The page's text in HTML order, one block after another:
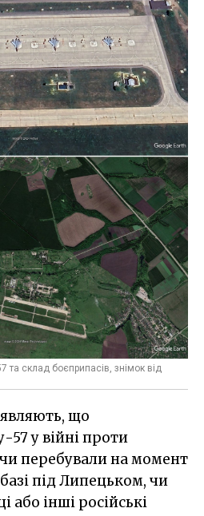
та склад боєприпасів, знімок від
що
у війні проти
перебували на момент
під Липецьком, чи
або інші російські